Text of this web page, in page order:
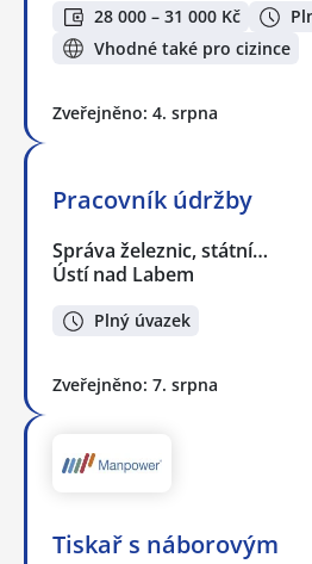
28 000 – 31 000 Kč
Vhodné také pro cizince
Zveřejněno: 4. srpna
Pracovník údržby
Správa železnic, státní…
Ústí nad Labem
Plný úvazek
Zveřejněno: 7. srpna
Tiskař s náborovým